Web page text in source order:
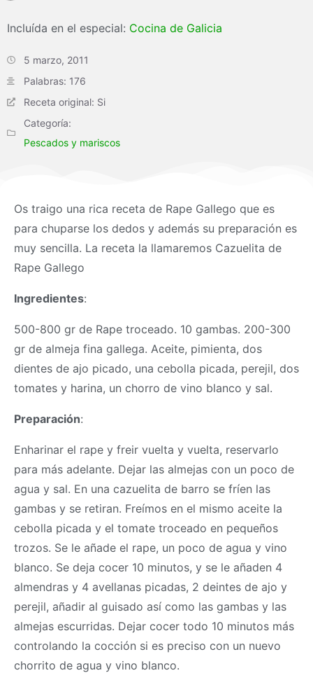
Incluída en el especial: Cocina de Galicia
5 marzo, 2011
Palabras: 176
Receta original: Si
Categoría:
Pescados y mariscos
Os traigo una rica receta de Rape Gallego que es
para chuparse los dedos y además su preparación es
muy sencilla. La receta la llamaremos Cazuelita de
Rape Gallego
Ingredientes:
500-800 gr de Rape troceado. 10 gambas. 200-300
gr de almeja fina gallega. Aceite, pimienta, dos
dientes de ajo picado, una cebolla picada, perejil, dos
tomates y harina, un chorro de vino blanco y sal.
Preparación:
Enharinar el rape y freir vuelta y vuelta, reservarlo
para más adelante. Dejar las almejas con un poco de
agua y sal. En una cazuelita de barro se fríen las
gambas y se retiran. Freímos en el mismo aceite la
cebolla picada y el tomate troceado en pequeños
trozos. Se le añade el rape, un poco de agua y vino
blanco. Se deja cocer 10 minutos, y se le añaden 4
almendras y 4 avellanas picadas, 2 deintes de ajo y
perejil, añadir al guisado así como las gambas y las
almejas escurridas. Dejar cocer todo 10 minutos más
controlando la cocción si es preciso con un nuevo
chorrito de agua y vino blanco.